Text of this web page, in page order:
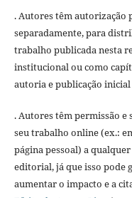
. Autores têm autorização
separadamente, para
trabalho publicada nesta
institucional ou como
autoria e publicação
. Autores têm permissão
seu trabalho online (ex.:
página pessoal) a
editorial, já que isso pode
aumentar o impacto e a